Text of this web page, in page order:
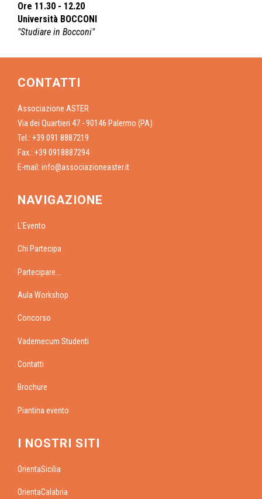
Ore 11.30 - 12.20
Università BOCCONI
"Studiare in Bocconi"
CONTATTI
Associazione ASTER
Via dei Quartieri 47 - 90146 Palermo (PA)
Tel.: +39 091 8887219
Fax.: +39 0918887294
E-mail: info@associazioneaster.it
NAVIGAZIONE
L'Evento
Chi Partecipa
Partecipare...
Aula Workshop
Concorso
Vademecum Studenti
Contatti
Brochure
Piantina evento
I NOSTRI SITI
OrientaSicilia
OrientaCalabria